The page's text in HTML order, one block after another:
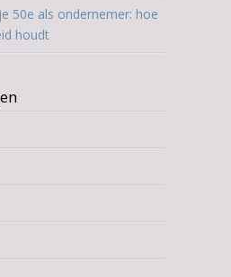
50e als ondernemer: hoe
houdt